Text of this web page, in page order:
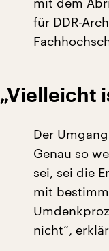
für DDR-
„Vielleicht
Der
Genau so
sei, sei die
mit
nicht“,